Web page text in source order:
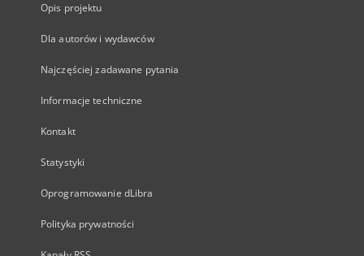
Opis projektu
Dla autorów i wydawców
Najczęściej zadawane pytania
Informacje techniczne
Kontakt
Statystyki
Oprogramowanie dLibra
Polityka prywatności